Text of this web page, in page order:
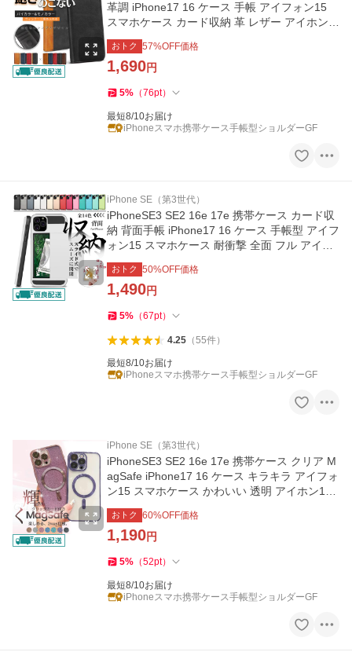
革調 iPhone17 16 ケース 手帳 アイフォン15
スマホケース カード収納 革 レザー アイホン1
3 12 14 カバー
おトク 57%OFF価格
1,690円
5% （76pt）
最短8/10お届け
iPhoneスマホ携帯ケース手帳型ショルダーGF
iPhone SE（第3世代）
iPhoneSE3 SE2 16e 17e 携帯ケース カード収
納 背面手帳 iPhone17 16 ケース 手帳型 アイフ
ォン15 スマホケース 耐衝撃 全面 フル アイホ
ン13 12 14 カバー
おトク 50%OFF価格
1,490円
5% （67pt）
4.25（55件）
最短8/10お届け
iPhoneスマホ携帯ケース手帳型ショルダーGF
iPhone SE（第3世代）
iPhoneSE3 SE2 16e 17e 携帯ケース クリア M
agSafe iPhone17 16 ケース キラキラ アイフォ
ン15 スマホケース かわいい 透明 アイホン13
12 14 カバー
おトク 60%OFF価格
1,190円
5% （52pt）
最短8/10お届け
iPhoneスマホ携帯ケース手帳型ショルダーGF